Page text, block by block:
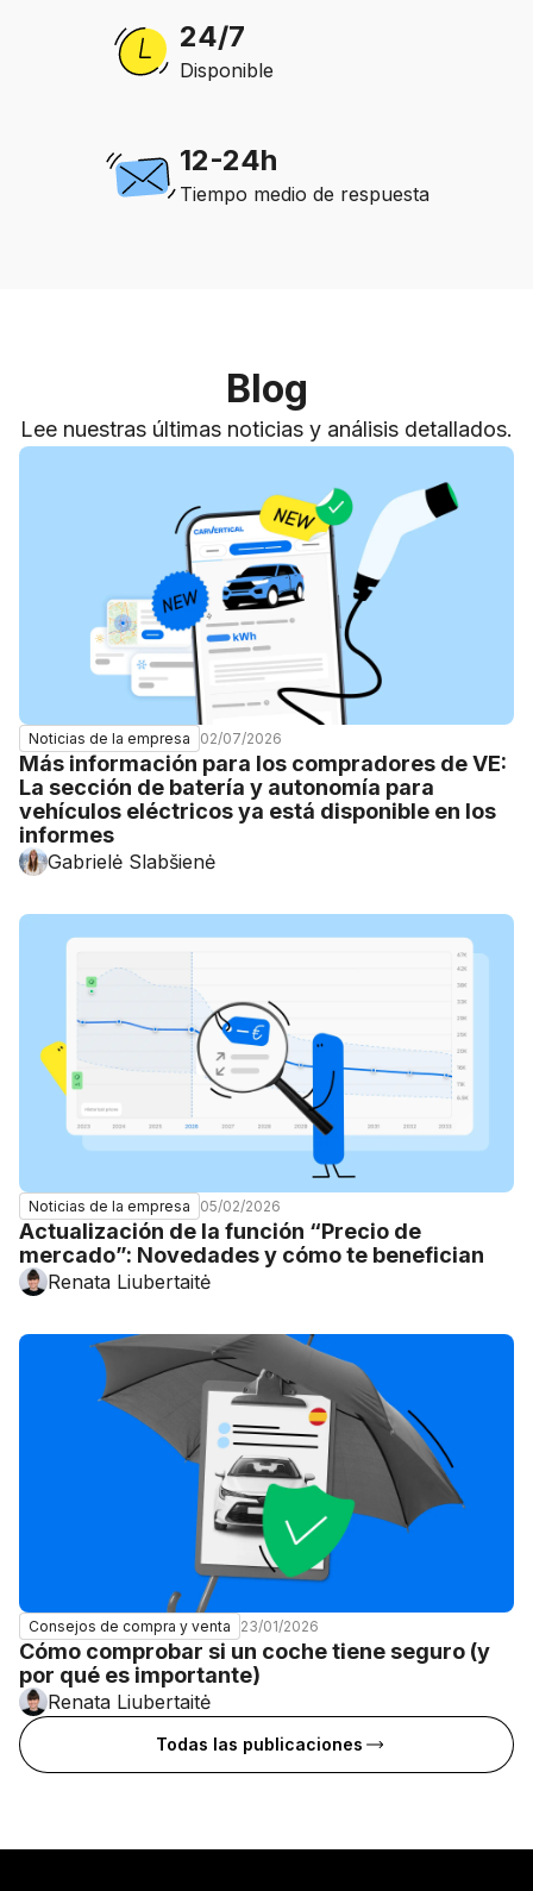
24/7
Disponible
12-24h
Tiempo medio de respuesta
Blog
Lee nuestras últimas noticias y análisis detallados.
Noticias de la empresa 02/07/2026
Más información para los compradores de VE:
La sección de batería y autonomía para
vehículos eléctricos ya está disponible en los
informes
Gabrielė Slabšienė
Noticias de la empresa 05/02/2026
Actualización de la función “Precio de
mercado”: Novedades y cómo te benefician
Renata Liubertaitė
Consejos de compra y venta 23/01/2026
Cómo comprobar si un coche tiene seguro (y
por qué es importante)
Renata Liubertaitė
Todas las publicaciones